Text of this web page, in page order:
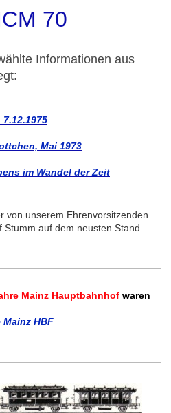
70
Informationen aus
, Mai 1973
im Wandel der Zeit
von unserem Ehrenvorsitzenden
Stumm auf dem neusten Stand
Mainz Hauptbahnhof waren
HBF